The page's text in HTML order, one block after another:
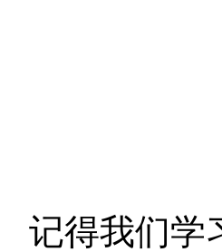
记得我们学